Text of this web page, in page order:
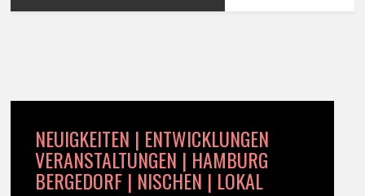
NEUIGKEITEN | ENTWICKLUNGEN
VERANSTALTUNGEN | HAMBURG
BERGEDORF | NISCHEN | LOKAL